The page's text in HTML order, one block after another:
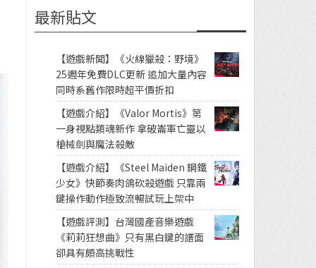
最新貼文
【遊戲新聞】《火線獵殺：野境》
25週年免費DLC更新 追加大量內容
同時系舊作限時超平價折扣
【遊戲介紹】《Valor Mortis》第
一身視點類魂新作 拿破崙軍亡靈以
槍械劍與魔法殺敵
【遊戲介紹】《Steel Maiden 鋼鐵
少女》快節奏肉鴿砍殺遊戲 只靠兩
鍵操作動作極致流暢試玩上架中
【遊戲評測】台灣國產音樂遊戲
《莉莉狂想曲》只有黑白鍵的譜面
卻具有頗高挑戰性